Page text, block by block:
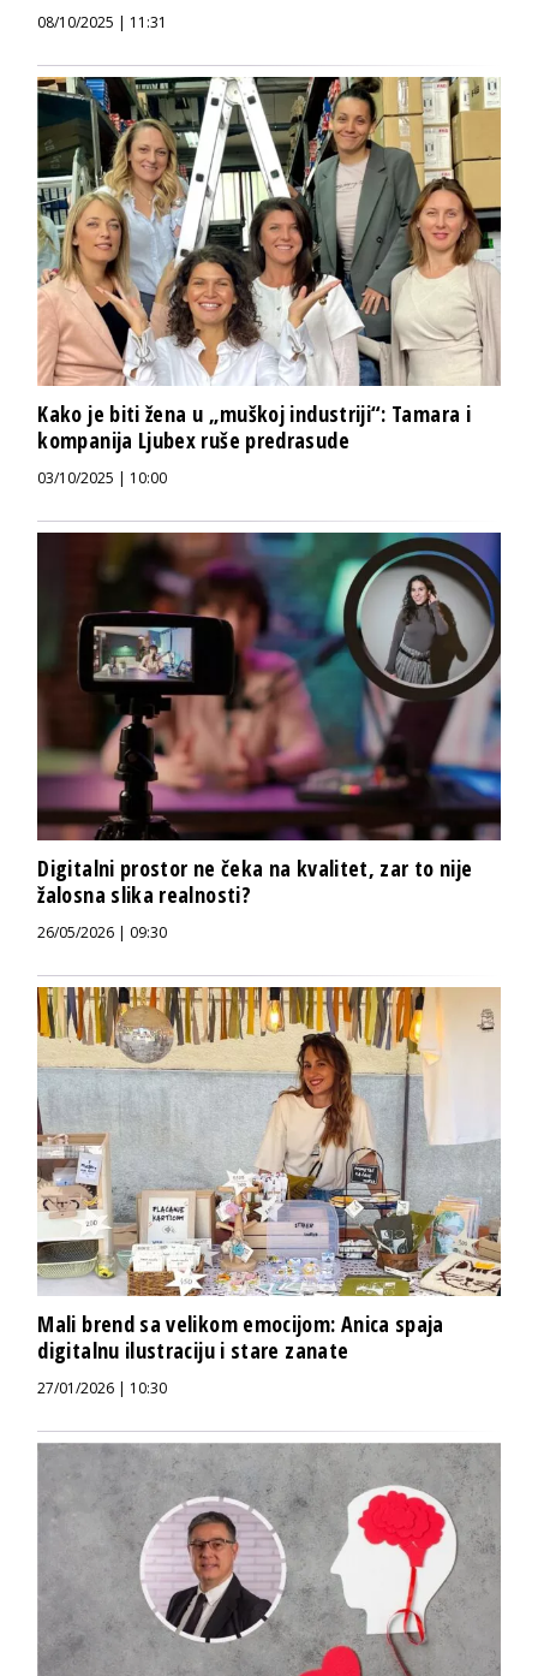
08/10/2025 | 11:31
Kako je biti žena u „muškoj industriji“: Tamara i
kompanija Ljubex ruše predrasude
03/10/2025 | 10:00
Digitalni prostor ne čeka na kvalitet, zar to nije
žalosna slika realnosti?
26/05/2026 | 09:30
Mali brend sa velikom emocijom: Anica spaja
digitalnu ilustraciju i stare zanate
27/01/2026 | 10:30